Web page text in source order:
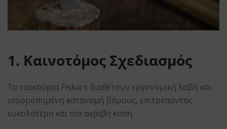
1. Καινοτόμος Σχεδιασμός
Τα τσεκούρια Fiskars διαθέτουν εργονομική λαβή και
ισορροπημένη κατανομή βάρους, επιτρέποντας
ευκολότερη και πιο ακριβή κοπή.